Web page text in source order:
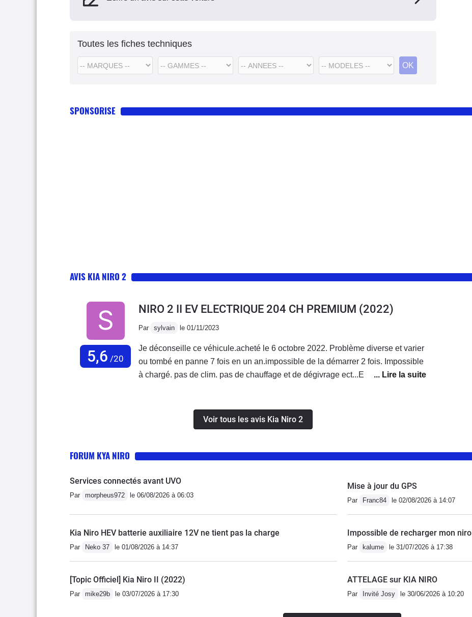
Toutes les fiches techniques
SPONSORISE
AVIS KIA NIRO 2
5,6 /20
NIRO 2 II EV ELECTRIQUE 204 CH PREMIUM (2022)
Par sylvain le 01/11/2023
Je déconseille ce véhicule.acheté le 6 octobre 2022. Problème diverse et varier
ou tombé en panne 7 fois en un an.impossible de la démarrer 2 fois. Impossible
à chargé. pas de clim. pas de chauffage et de dégivrage ect...Elle à passé
somme juste bon à acheté un véhicule d'une valeur de 50k€ et après
basta.Notre courrier adressé à la direction de Kia France est resté lettre morte.
Voir tous les avis Kia Niro 2
FORUM KYA NIRO
Services connectés avant UVO
Par morpheus972 le 06/08/2026 à 06:03
Mise à jour du GPS
Par Franc84 le 02/08/2026 à 14:07
Kia Niro HEV batterie auxiliaire 12V ne tient pas la charge
Par Neko 37 le 01/08/2026 à 14:37
Impossible de recharger mon niro
Par kalume le 31/07/2026 à 17:38
[Topic Officiel] Kia Niro II (2022)
Par mike29b le 03/07/2026 à 17:30
ATTELAGE sur KIA NIRO
Par Invité Josy le 30/06/2026 à 10:20